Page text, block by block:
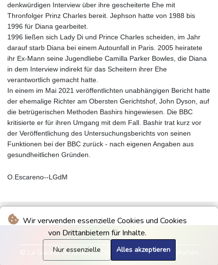
Wir verwenden essenzielle Cookies und Cookies
von Drittanbietern für Inhalte.
Nur essenzielle Alles akzeptieren
denkwürdigen Interview über ihre gescheiterte Ehe mit
Thronfolger Prinz Charles bereit. Jephson hatte von 1988 bis
1996 für Diana gearbeitet.
1996 ließen sich Lady Di und Prince Charles scheiden, im Jahr
darauf starb Diana bei einem Autounfall in Paris. 2005 heiratete
ihr Ex-Mann seine Jugendliebe Camilla Parker Bowles, die Diana
in dem Interview indirekt für das Scheitern ihrer Ehe
verantwortlich gemacht hatte.
In einem im Mai 2021 veröffentlichten unabhängigen Bericht hatte
der ehemalige Richter am Obersten Gerichtshof, John Dyson, auf
die betrügerischen Methoden Bashirs hingewiesen. Die BBC
kritisierte er für ihren Umgang mit dem Fall. Bashir trat kurz vor
der Veröffentlichung des Untersuchungsberichts von seinen
Funktionen bei der BBC zurück - nach eigenen Angaben aus
gesundheitlichen Gründen.
O.Escareno--LGdM
© La Gaceta De Mexico - 2026 - Alle Rechte vorbehalten